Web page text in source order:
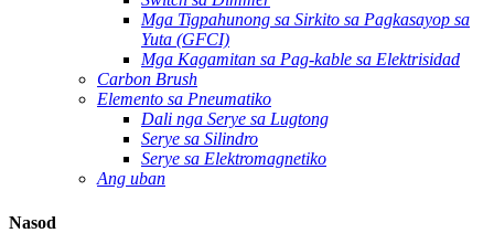
Mga Tigpahunong sa Sirkito sa Pagkasayop sa
Yuta (GFCI)
Mga Kagamitan sa Pag-kable sa Elektrisidad
Carbon Brush
Elemento sa Pneumatiko
Dali nga Serye sa Lugtong
Serye sa Silindro
Serye sa Elektromagnetiko
Ang uban
Nasod